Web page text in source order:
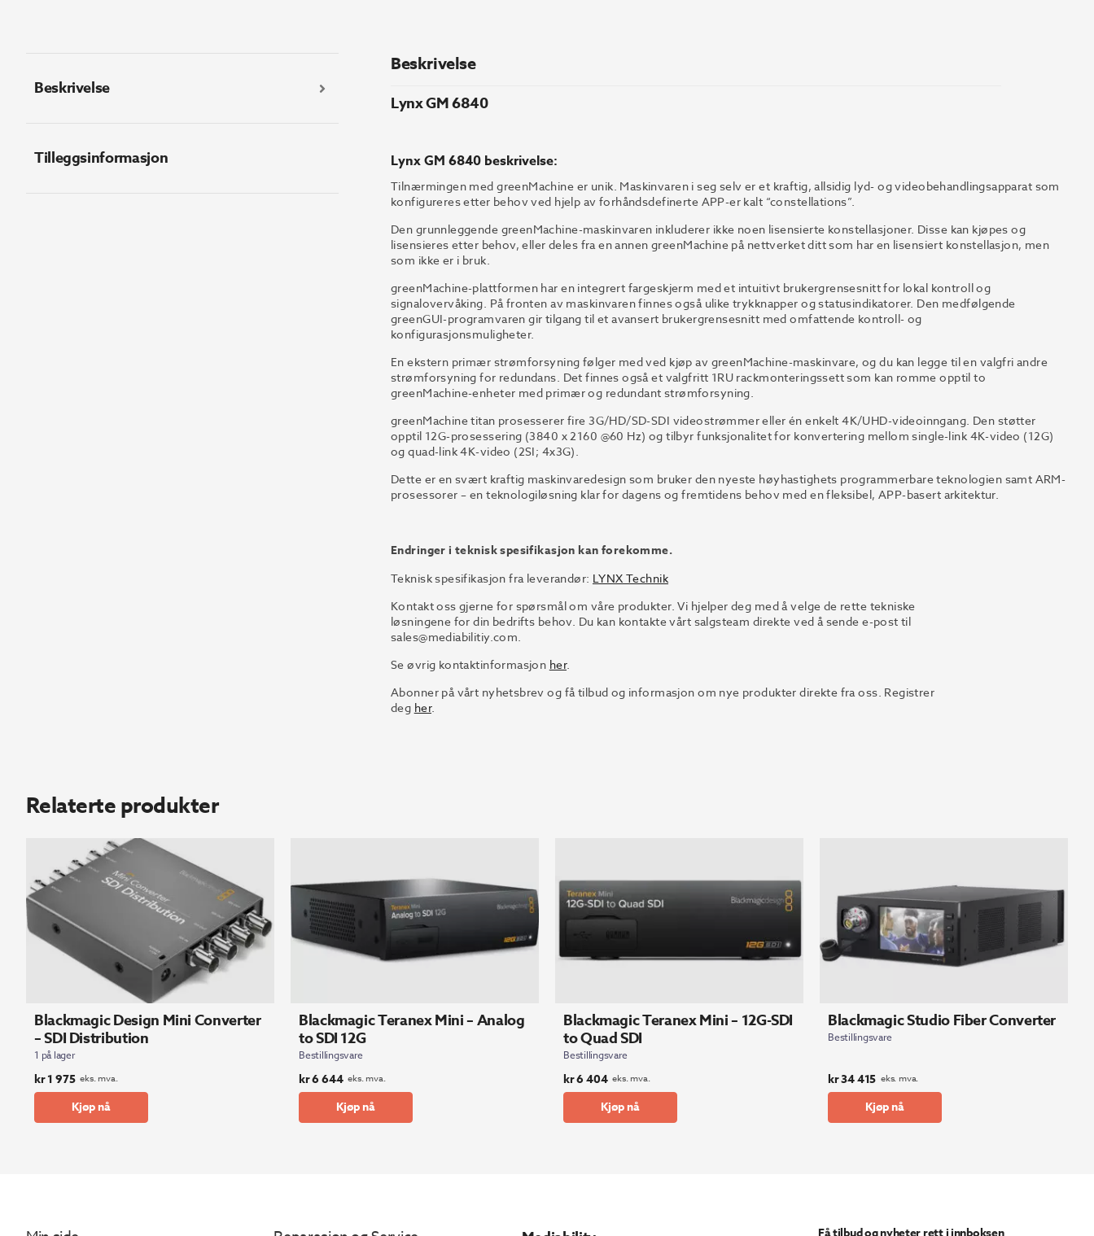
Beskrivelse
Tilleggsinformasjon
Beskrivelse
Lynx GM 6840
Lynx GM 6840 beskrivelse:
Tilnærmingen med greenMachine er unik. Maskinvaren i seg selv er et kraftig, allsidig lyd- og videobehandlingsapparat som
konfigureres etter behov ved hjelp av forhåndsdefinerte APP-er kalt “constellations”.
Den grunnleggende greenMachine-maskinvaren inkluderer ikke noen lisensierte konstellasjoner. Disse kan kjøpes og
lisensieres etter behov, eller deles fra en annen greenMachine på nettverket ditt som har en lisensiert konstellasjon, men
som ikke er i bruk.
greenMachine-plattformen har en integrert fargeskjerm med et intuitivt brukergrensesnitt for lokal kontroll og
signalovervåking. På fronten av maskinvaren finnes også ulike trykknapper og statusindikatorer. Den medfølgende
greenGUI-programvaren gir tilgang til et avansert brukergrensesnitt med omfattende kontroll- og
konfigurasjonsmuligheter.
En ekstern primær strømforsyning følger med ved kjøp av greenMachine-maskinvare, og du kan legge til en valgfri andre
strømforsyning for redundans. Det finnes også et valgfritt 1RU rackmonteringssett som kan romme opptil to
greenMachine-enheter med primær og redundant strømforsyning.
greenMachine titan prosesserer fire 3G/HD/SD-SDI videostrømmer eller én enkelt 4K/UHD-videoinngang. Den støtter
opptil 12G-prosessering (3840 x 2160 @60 Hz) og tilbyr funksjonalitet for konvertering mellom single-link 4K-video (12G)
og quad-link 4K-video (2SI; 4x3G).
Dette er en svært kraftig maskinvaredesign som bruker den nyeste høyhastighets programmerbare teknologien samt ARM-
prosessorer – en teknologiløsning klar for dagens og fremtidens behov med en fleksibel, APP-basert arkitektur.
Endringer i teknisk spesifikasjon kan forekomme.
Teknisk spesifikasjon fra leverandør: LYNX Technik
Kontakt oss gjerne for spørsmål om våre produkter. Vi hjelper deg med å velge de rette tekniske
løsningene for din bedrifts behov. Du kan kontakte vårt salgsteam direkte ved å sende e-post til
sales@mediabilitiy.com.
Se øvrig kontaktinformasjon her.
Abonner på vårt nyhetsbrev og få tilbud og informasjon om nye produkter direkte fra oss. Registrer
deg her.
Relaterte produkter
Blackmagic Design Mini Converter
– SDI Distribution
1 på lager
kr1 975 eks. mva.
Kjøp nå
Blackmagic Teranex Mini – Analog
to SDI 12G
Bestillingsvare
kr6 644 eks. mva.
Kjøp nå
Blackmagic Teranex Mini – 12G-SDI
to Quad SDI
Bestillingsvare
kr6 404 eks. mva.
Kjøp nå
Blackmagic Studio Fiber Converter
Bestillingsvare
kr34 415 eks. mva.
Kjøp nå